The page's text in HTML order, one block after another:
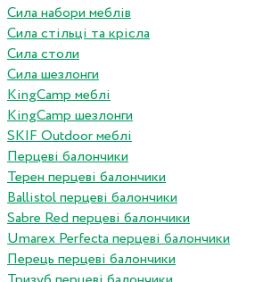
Сила набори меблів
Сила стільці та крісла
Сила столи
Сила шезлонги
KingCamp меблі
KingCamp шезлонги
SKIF Outdoor меблі
Перцеві балончики
Терен перцеві балончики
Ballistol перцеві балончики
Sabre Red перцеві балончики
Umarex Perfecta перцеві балончики
Перець перцеві балончики